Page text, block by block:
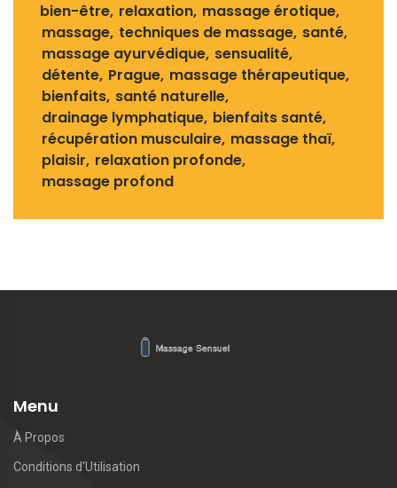
bien-être relaxation massage érotique
massage techniques de massage santé
massage ayurvédique sensualité
détente Prague massage thérapeutique
bienfaits santé naturelle
drainage lymphatique bienfaits santé
récupération musculaire massage thaï
plaisir relaxation profonde
massage profond
Menu
À Propos
Conditions d'Utilisation